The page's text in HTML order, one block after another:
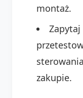
montaż.
zakupie.